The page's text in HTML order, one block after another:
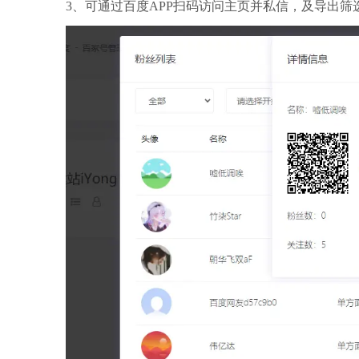
3、可通过百度APP扫码访问主页并私信，及导出筛